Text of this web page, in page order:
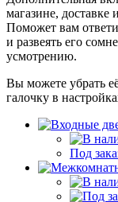
магазине, доставке
Поможет вам
и развеять его
усмотрению.
Вы можете убрать
галочку в
Под